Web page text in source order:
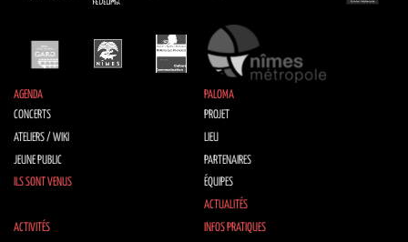
AGENDA
CONCERTS
ATELIERS / WIKI
JEUNE PUBLIC
ILS SONT VENUS
PALOMA
PROJET
LIEU
PARTENAIRES
ÉQUIPES
ACTUALITÉS
ACTIVITÉS
INFOS PRATIQUES